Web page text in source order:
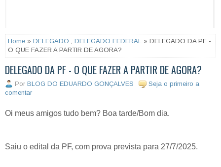
Home » DELEGADO DELEGADO FEDERAL
» DELEGADO DA PF -
O QUE FAZER A PARTIR DE AGORA?
DELEGADO DA PF - O QUE FAZER A PARTIR DE AGORA?
Por BLOG DO EDUARDO GONÇALVES
Seja o primeiro a
comentar
Oi meus amigos tudo bem? Boa tarde/Bom dia.
Saiu o edital da PF, com prova prevista para 27/7/2025.